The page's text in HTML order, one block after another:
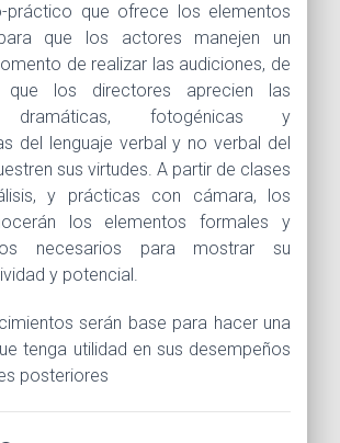
práctico que ofrece los elementos
que los actores manejen un
de realizar las audiciones, de
que los directores aprecien las
dramáticas, fotogénicas y
del lenguaje verbal y no verbal del
sus virtudes. A partir de clases
y prácticas con cámara, los
los elementos formales y
necesarios para mostrar su
y potencial.
serán base para hacer una
tenga utilidad en sus desempeños
posteriores